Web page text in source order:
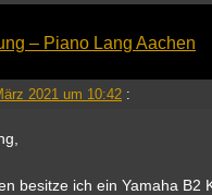
– Piano Lang Aachen
2021 um 10:42 :
besitze ich ein Yamaha B2